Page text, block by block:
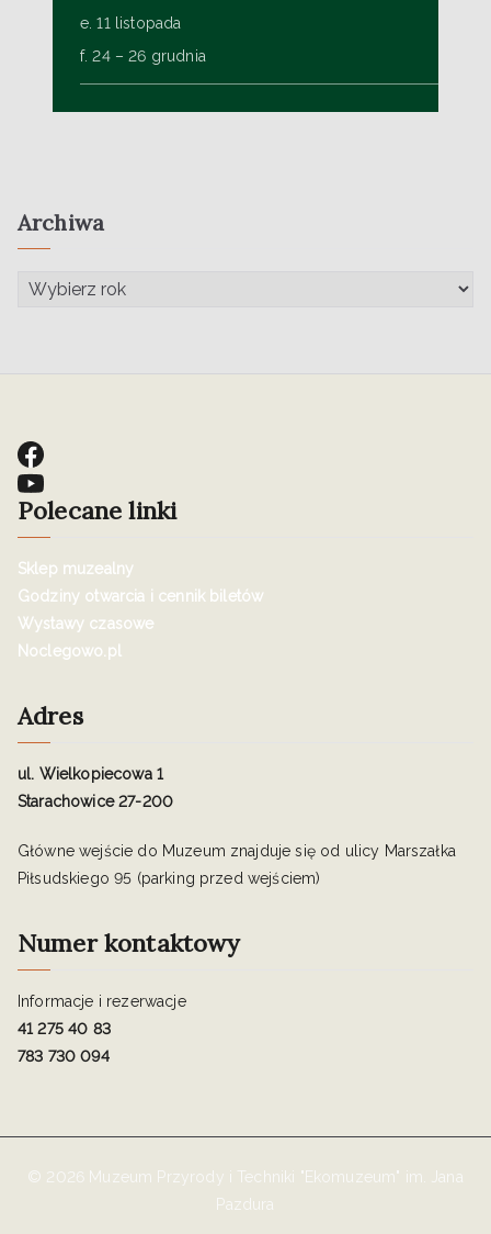
e. 11 listopada
f. 24 – 26 grudnia
Archiwa
Polecane linki
Sklep muzealny
Godziny otwarcia i cennik biletów
Wystawy czasowe
Noclegowo.pl
Adres
ul. Wielkopiecowa 1
Starachowice 27-200
Główne wejście do Muzeum znajduje się od ulicy Marszałka
Piłsudskiego 95 (parking przed wejściem)
Numer kontaktowy
Informacje i rezerwacje
41 275 40 83
783 730 094
© 2026 Muzeum Przyrody i Techniki "Ekomuzeum" im. Jana
Pazdura